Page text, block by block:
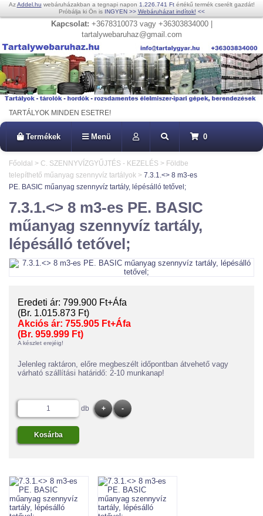
AzAddel.hu webáruházakban a tegnapi napon 1.226.741 Ftértékű termék cserélt gazdát!
Próbálja ki Ön is INGYEN >> Webáruházat indítok! <<
Kapcsolat: +3678310073 vagy +36303834000 |
tartalywebaruhaz@gmail.com
TARTÁLYOK MINDEN ESETRE!
Termékek Menü 0
Főoldal > C. SZENNYVÍZGYŰJTÉS - KEZELÉS > Földbe
telepíthető műanyag szennyvíz tartályok > 7.3.1.<> 8 m3-es
PE. BASIC műanyag szennyvíz tartály, lépésálló tetővel;
7.3.1.<> 8 m3-es PE. BASIC
műanyag szennyvíz tartály,
lépésálló tetővel;
Eredeti ár: 799.900 Ft+Áfa
(Br. 1.015.873 Ft)
Akciós ár: 755.905 Ft+Áfa
(Br. 959.999 Ft)
A készlet erejéig!
Jelenleg raktáron, előre megbeszélt időpontban átvehető vagy
várható szállítási határidő: 2-10 munkanap!
db